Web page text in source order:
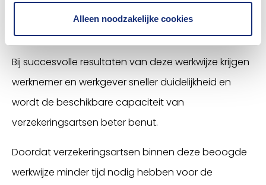
Alleen noodzakelijke cookies
worden beoordeeld. Met deze werkwijze kunnen
verzekeringsartsen deze cliënten sneller beoordelen.
Bij succesvolle resultaten van deze werkwijze krijgen
werknemer en werkgever sneller duidelijkheid en
wordt de beschikbare capaciteit van
verzekeringsartsen beter benut.
Doordat verzekeringsartsen binnen deze beoogde
werkwijze minder tijd nodig hebben voor de